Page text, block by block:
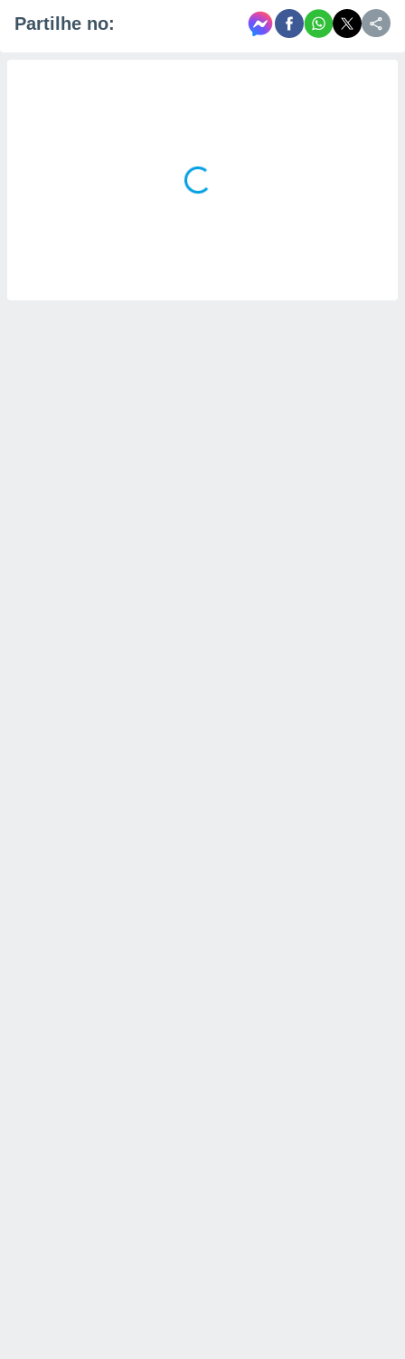
Partilhe no: